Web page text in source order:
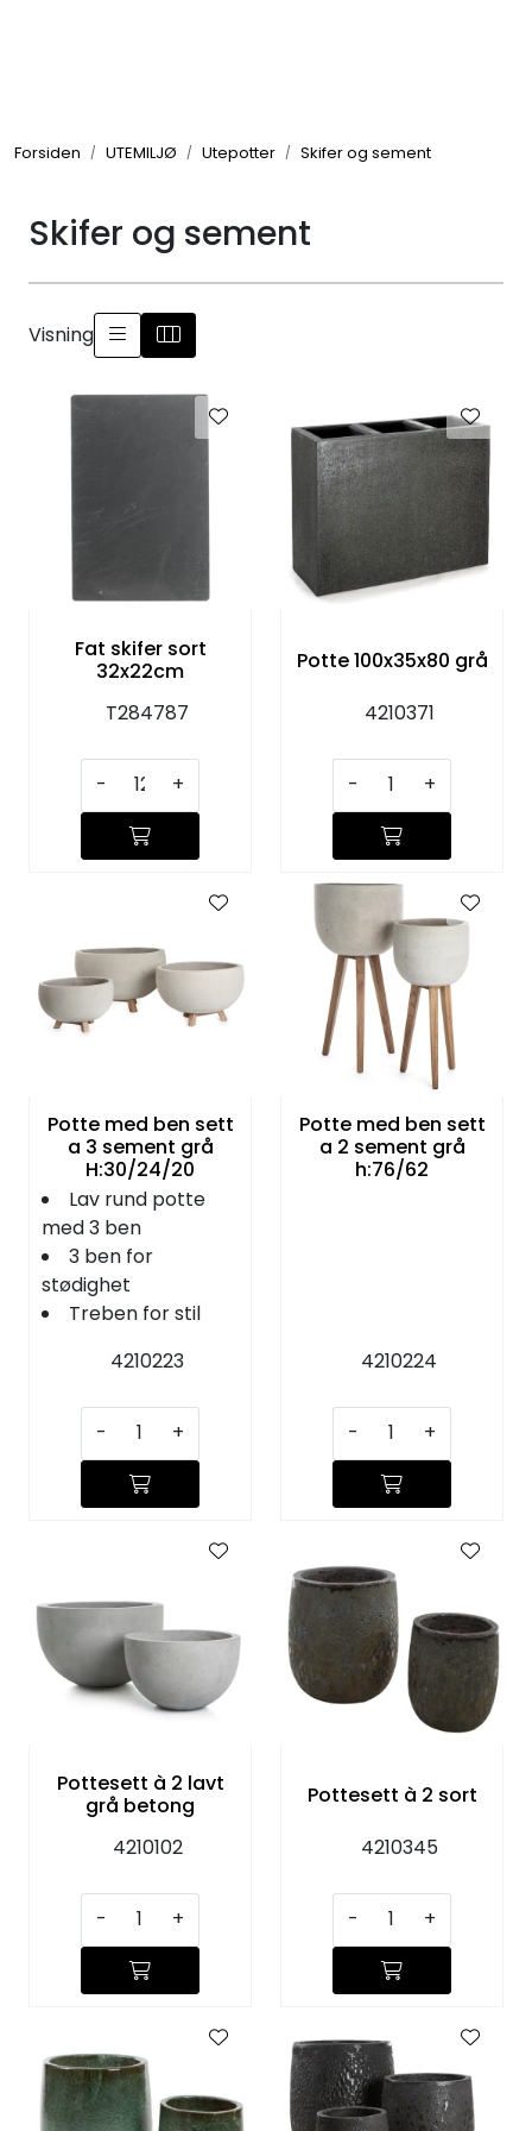
Forsiden UTEMILJØ Utepotter Skifer og sement
Skifer og sement
Visning
Fat skifer sort
32x22cm
T284787
- +
Potte 100x35x80 grå
4210371
- +
Potte med ben sett
a 3 sement grå
H:30/24/20
Lav rund potte
med 3 ben
3 ben for
stødighet
Treben for stil
4210223
- +
Potte med ben sett
a 2 sement grå
h:76/62
4210224
- +
Pottesett à 2 lavt
grå betong
4210102
- +
Pottesett à 2 sort
4210345
- +
UTEMILJØ
FRITID
GAVESETT
ACCESSORIES